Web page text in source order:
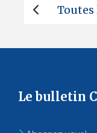
Le bulletin